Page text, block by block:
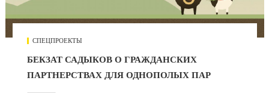
СПЕЦПРОЕКТЫ
БЕКЗАТ САДЫКОВ О ГРАЖДАНСКИХ
ПАРТНЕРСТВАХ ДЛЯ ОДНОПОЛЫХ ПАР